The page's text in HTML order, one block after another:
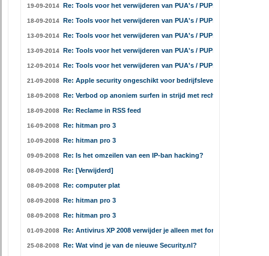
19-09-2014 Re: Tools voor het verwijderen van PUA's / PUPs
18-09-2014 Re: Tools voor het verwijderen van PUA's / PUPs
13-09-2014 Re: Tools voor het verwijderen van PUA's / PUPs
13-09-2014 Re: Tools voor het verwijderen van PUA's / PUPs
12-09-2014 Re: Tools voor het verwijderen van PUA's / PUPs
21-09-2008 Re: Apple security ongeschikt voor bedrijfsleven
18-09-2008 Re: Verbod op anoniem surfen in strijd met rechten van de mens
18-09-2008 Re: Reclame in RSS feed
16-09-2008 Re: hitman pro 3
10-09-2008 Re: hitman pro 3
09-09-2008 Re: Is het omzeilen van een IP-ban hacking?
08-09-2008 Re: [Verwijderd]
08-09-2008 Re: computer plat
08-09-2008 Re: hitman pro 3
08-09-2008 Re: hitman pro 3
01-09-2008 Re: Antivirus XP 2008 verwijder je alleen met formatteren
25-08-2008 Re: Wat vind je van de nieuwe Security.nl?